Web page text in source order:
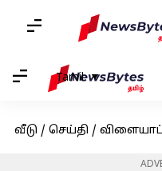
Tamil
வீடு / செய்தி /